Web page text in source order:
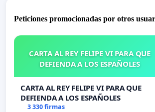
Peticiones promocionadas por otros
CARTA AL REY FELIPE VI PARA QUE
DEFIENDA A LOS ESPAÑOLES
CARTA AL REY FELIPE VI PARA QUE
DEFIENDA A LOS ESPAÑOLES
3 330 firmas